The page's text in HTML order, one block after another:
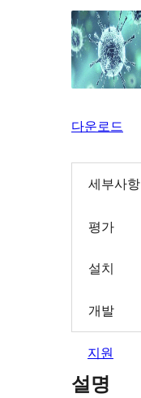
다운로드
세부사항
평가
설치
개발
지원
설명